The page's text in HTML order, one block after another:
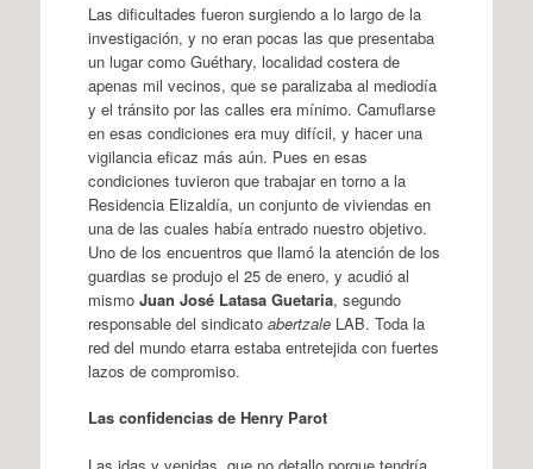
Las dificultades fueron surgiendo a lo largo de la
investigación, y no eran pocas las que presentaba
un lugar como Guéthary, localidad costera de
apenas mil vecinos, que se paralizaba al mediodía
y el tránsito por las calles era mínimo. Camuflarse
en esas condiciones era muy difícil, y hacer una
vigilancia eficaz más aún. Pues en esas
condiciones tuvieron que trabajar en torno a la
Residencia Elizaldía, un conjunto de viviendas en
una de las cuales había entrado nuestro objetivo.
Uno de los encuentros que llamó la atención de los
guardias se produjo el 25 de enero, y acudió al
mismo Juan José Latasa Guetaria, segundo
responsable del sindicato abertzaleLAB. Toda la
red del mundo etarra estaba entretejida con fuertes
lazos de compromiso.
Las confidencias de Henry Parot
Las idas y venidas, que no detallo porque tendría